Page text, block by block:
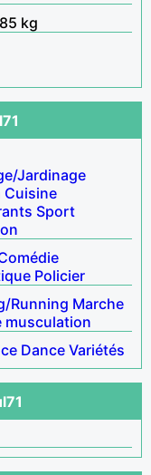
kg
Jardinage
Cuisine
Sport
Policier
Running Marche
musculation
Dance Variétés